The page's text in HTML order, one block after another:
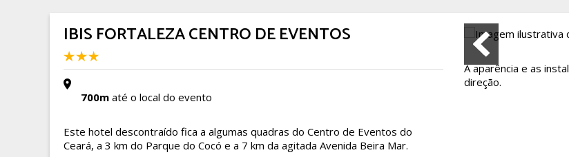
IBIS FORTALEZA CENTRO DE EVENTOS
700m até o local do evento
Este hotel descontraído fica a algumas quadras do Centro de Eventos do
Ceará, a 3 km do Parque do Cocó e a 7 km da agitada Avenida Beira Mar.
A aparência e as
direção.